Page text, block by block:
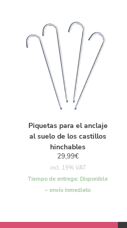
Piquetas para el anclaje
al suelo de los castillos
hinchables
29,99€
incl. 19% VAT
Tiempo de entrega: Disponible
– envío inmediato